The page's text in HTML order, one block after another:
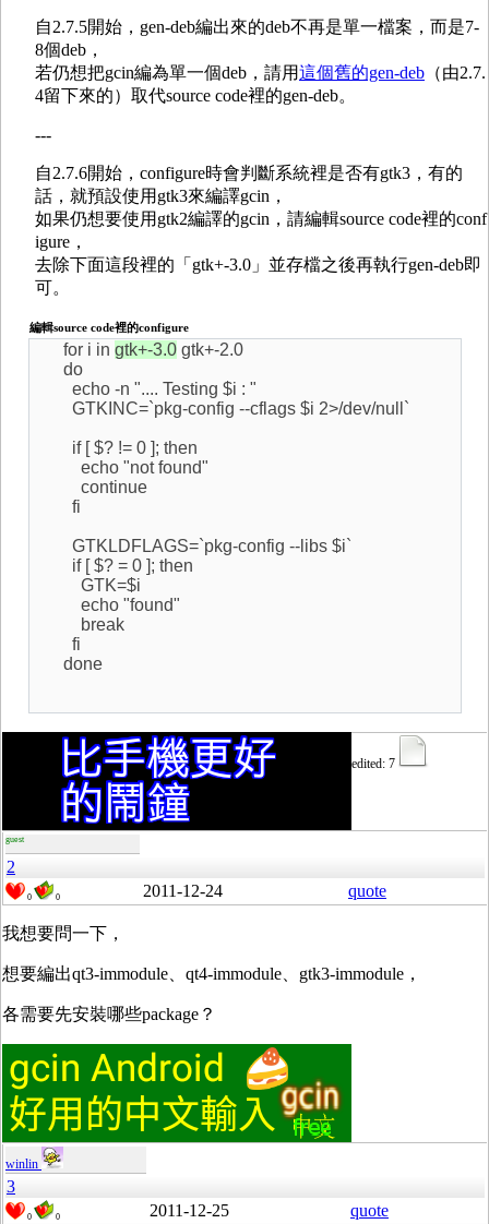
自2.7.5開始，gen-deb編出來的deb不再是單一檔案，而是7-
8個deb，
若仍想把gcin編為單一個deb，請用這個舊的gen-deb （由2.7.
4留下來的）取代source code裡的gen-deb。
---
自2.7.6開始，configure時會判斷系統裡是否有gtk3，有的
話，就預設使用gtk3來編譯gcin，
如果仍想要使用gtk2編譯的gcin，請編輯source code裡的conf
igure，
去除下面這段裡的「gtk+-3.0」並存檔之後再執行gen-deb即
可。
編輯source code裡的configure
for i in gtk+-3.0gtk+-2.0
do
echo -n ".... Testing $i : "
GTKINC=`pkg-config --cflags $i 2>/dev/null`
if [ $? != 0 ]; then
echo "not found"
continue
fi
GTKLDFLAGS=`pkg-config --libs $i`
if [ $? = 0 ]; then
GTK=$i
echo "found"
break
fi
done
edited: 7
guest
2
0 0 2011-12-24 quote
我想要問一下，
想要編出qt3-immodule、qt4-immodule、gtk3-immodule，
各需要先安裝哪些package？
winlin
3
0 0 2011-12-25 quote